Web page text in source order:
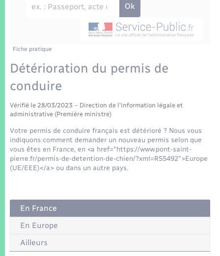
Etat-civil - Papiers - Citoyenneté
Parrainage civil
Loisirs
Nouvel habitant
Numérique
Organisation d’événement
Seniors
Transports
Transports scolaires
Travaux - Autorisation d’occupation de l’espace
Plan interactif
Présentation de la commune
Patrimoine – Histoire
Publications
La Communauté de communes
Fiche pratique
Détérioration du permis de
conduire
Vérifié le 28/03/2023 – Direction de l'information légale et
administrative (Première ministre)
Votre permis de conduire français est détérioré ? Nous vous
indiquons comment demander un nouveau permis selon que
vous êtes en France, en <a href="https://www.pont-saint-
pierre.fr/permis-de-detention-de-chien/?xml=R55492">Europe
(UE/EEE)</a> ou dans un autre pays.
En France
En Europe
Ailleurs